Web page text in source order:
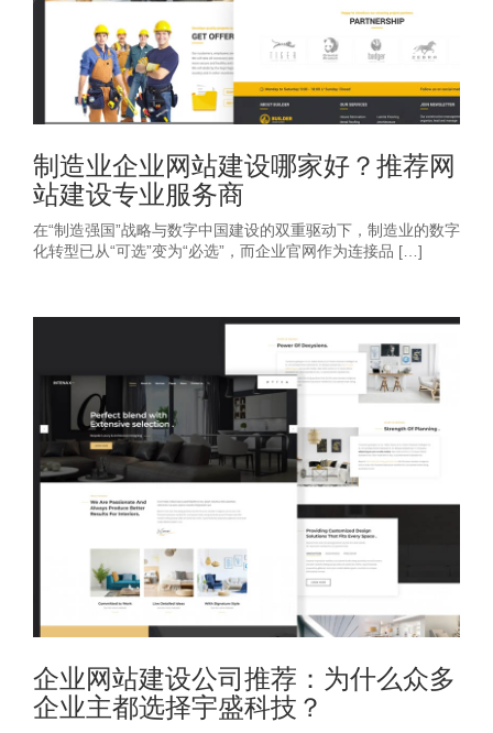
制造业企业网站建设哪家好？推荐网
站建设专业服务商
在“制造强国”战略与数字中国建设的双重驱动下，制造业的数字
化转型已从“可选”变为“必选”，而企业官网作为连接品 […]
企业网站建设公司推荐：为什么众多
企业主都选择宇盛科技？